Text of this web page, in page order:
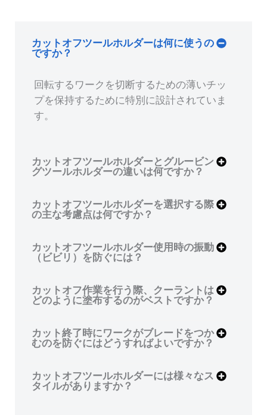
カットオフツールホルダーは何に使うの
ですか？
回転するワークを切断するための薄いチッ
プを保持するために特別に設計されていま
す。
カットオフツールホルダーとグルービン
グツールホルダーの違いは何ですか？
カットオフツールホルダーを選択する際
の主な考慮点は何ですか？
カットオフツールホルダー使用時の振動
（ビビリ）を防ぐには？
カットオフ作業を行う際、クーラントは
どのように塗布するのがベストですか？
カット終了時にワークがブレードをつか
むのを防ぐにはどうすればよいですか？
カットオフツールホルダーには様々なス
タイルがありますか？